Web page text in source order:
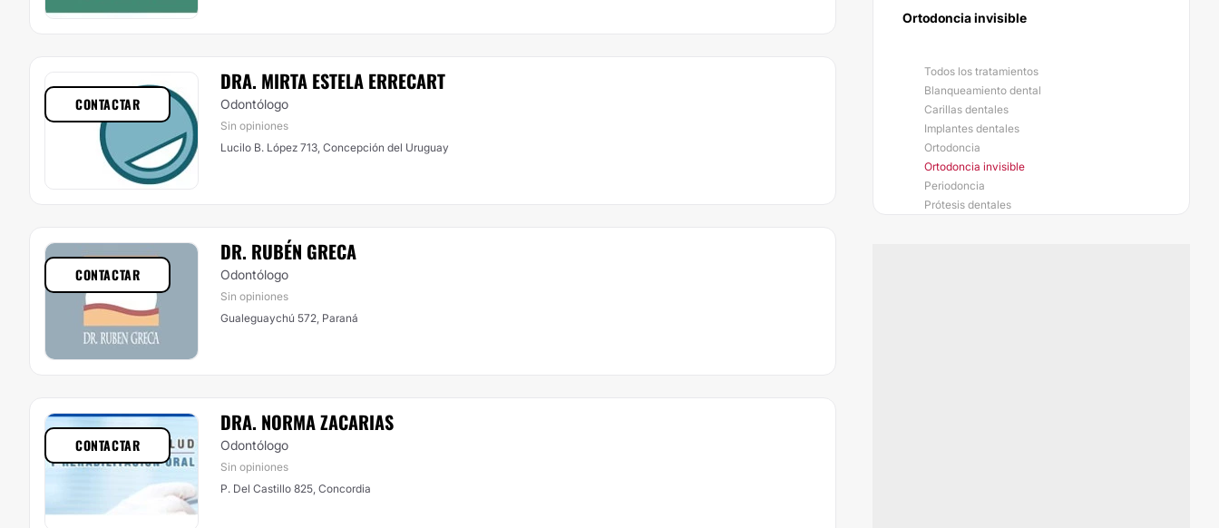
DRA. MIRTA ESTELA ERRECART
Odontólogo
Sin opiniones
Lucilo B. López 713, Concepción del Uruguay
CONTACTAR
DR. RUBÉN GRECA
Odontólogo
Sin opiniones
Gualeguaychú 572, Paraná
CONTACTAR
DRA. NORMA ZACARIAS
Odontólogo
Sin opiniones
P. Del Castillo 825, Concordia
CONTACTAR
Ortodoncia invisible
Todos los tratamientos
Blanqueamiento dental
Carillas dentales
Implantes dentales
Ortodoncia
Ortodoncia invisible
Periodoncia
Prótesis dentales